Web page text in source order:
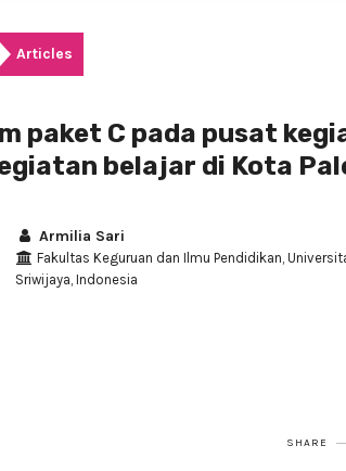
Articles
paket C pada pusat
belajar di Kota
Armilia Sari
Fakultas Keguruan dan Ilmu Pendidikan,
Sriwijaya, Indonesia
SHARE